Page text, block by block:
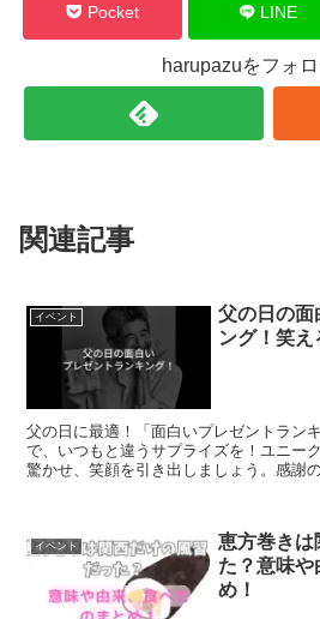
Pocket LINE
harupazuをフォ
関連記事
イベント
父の日の面
ング！笑
父の日に最適！「面白いプレゼントラン
で、いつもと違うサプライズを！ユニー
驚かせ、笑顔を引き出しましょう。感謝
イベント
恵方巻きは
た？意味や
め！